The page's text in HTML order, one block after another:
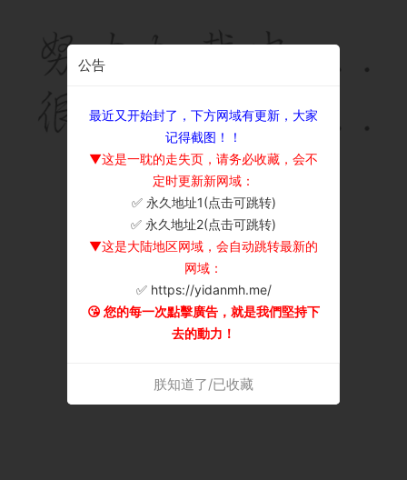
公告
最近又开始封了，下方网域有更新，大家
记得截图！！
▼这是一耽的走失页，请务必收藏，会不
定时更新新网域：
✅ 永久地址1(点击可跳转)
✅ 永久地址2(点击可跳转)
▼这是大陆地区网域，会自动跳转最新的
网域：
✅ https://yidanmh.me/
😘 您的每一次點擊廣告，就是我們堅持下
去的動力！
朕知道了/已收藏